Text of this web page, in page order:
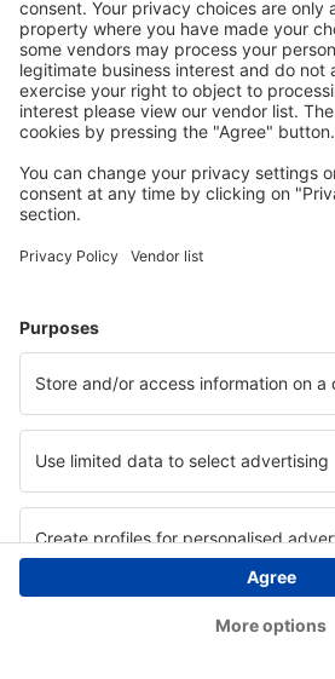
Copyright © eSkyTravel.no. Alle rettigheter